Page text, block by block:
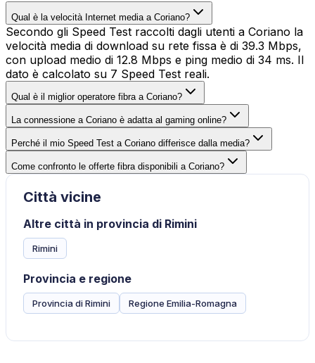
Qual è la velocità Internet media a Coriano?
Secondo gli Speed Test raccolti dagli utenti a Coriano la
velocità media di download su rete fissa è di 39.3 Mbps,
con upload medio di 12.8 Mbps e ping medio di 34 ms. Il
dato è calcolato su 7 Speed Test reali.
Qual è il miglior operatore fibra a Coriano?
La connessione a Coriano è adatta al gaming online?
Perché il mio Speed Test a Coriano differisce dalla media?
Come confronto le offerte fibra disponibili a Coriano?
Città vicine
Altre città in provincia di Rimini
Rimini
Provincia e regione
Provincia di Rimini Regione Emilia-Romagna